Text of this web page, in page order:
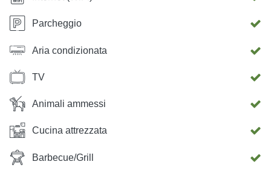
sono ancora più vicini. Parcheggio gratuito, ormeggio al
porto turistico e il sentiero per ammirare la vista
nelle vicinanze. Gli ospiti godono di assoluta privacy e di
accesso esclusivo alla casa e al giardino.
Parcheggio
Aria condizionata
TV
Animali ammessi
Cucina attrezzata
Barbecue/Grill